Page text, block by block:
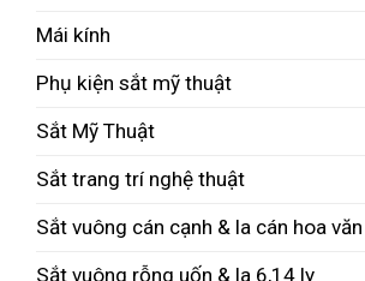
Mái kính
Phụ kiện sắt mỹ thuật
Sắt Mỹ Thuật
Sắt trang trí nghệ thuật
Sắt vuông cán cạnh & la cán hoa văn
Sắt vuông rỗng uốn & la 6,14 ly